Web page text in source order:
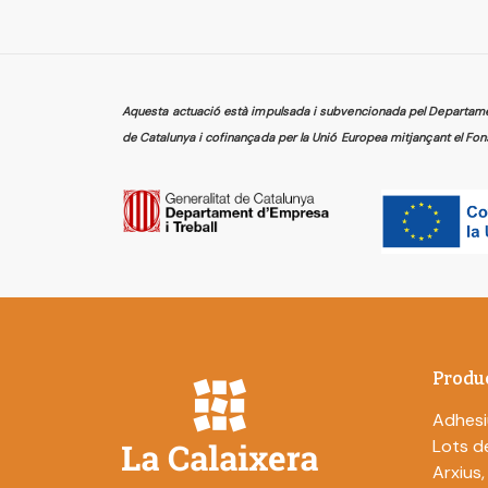
Aquesta actuació està impulsada i subvencionada pel
de Catalunya i cofinançada per la Unió Europea mitjançant el
Lots